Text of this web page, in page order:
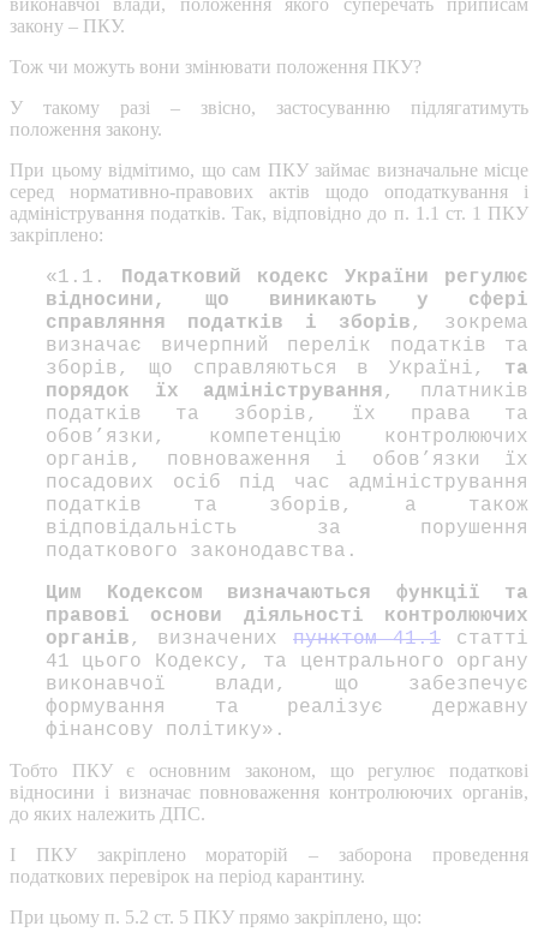
закону – ПКУ.
Тож чи можуть вони змінювати положення ПКУ?
У такому разі – звісно, застосуванню підлягатимуть
положення закону.
При цьому відмітимо, що сам ПКУ займає визначальне місце
серед нормативно-правових актів щодо оподаткування і
адміністрування податків. Так, відповідно до п. 1.1 ст. 1 ПКУ
закріплено:
«1.1. Податковий кодекс України регулює
відносини, що виникають у сфері
справляння податків і зборів, зокрема
визначає вичерпний перелік податків та
зборів, що справляються в Україні, та
порядок їх адміністрування, платників
податків та зборів, їх права та
обов’язки, компетенцію контролюючих
органів, повноваження і обов’язки їх
посадових осіб під час адміністрування
податків та зборів, а також
відповідальність за порушення
податкового законодавства.
Цим Кодексом визначаються функції та
правові основи діяльності контролюючих
органів, визначених пунктом 41.1 статті
41 цього Кодексу, та центрального органу
виконавчої влади, що забезпечує
формування та реалізує державну
фінансову політику».
Тобто ПКУ є основним законом, що регулює податкові
відносини і визначає повноваження контролюючих органів,
до яких належить ДПС.
І ПКУ закріплено мораторій – заборона проведення
податкових перевірок на період карантину.
При цьому п. 5.2 ст. 5 ПКУ прямо закріплено, що: